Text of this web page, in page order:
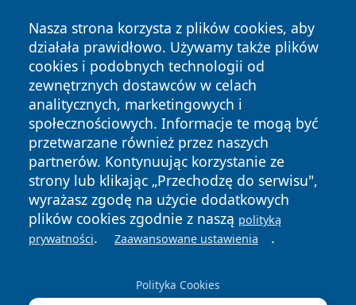
Nasza strona korzysta z plików cookies, aby
działała prawidłowo. Używamy także plików
cookies i podobnych technologii od
zewnętrznych dostawców w celach
analitycznych, marketingowych i
społecznościowych. Informacje te mogą być
przetwarzane również przez naszych
partnerów. Kontynuując korzystanie ze
strony lub klikając „Przechodzę do serwisu",
wyrażasz zgodę na użycie dodatkowych
plików cookies zgodnie z naszą polityką
prywatności. Zaawansowane ustawienia .
Polityka Cookies
Copyright © 2026 mojgorzow.pl Wszystkie prawa zastrzeżone.
News Autorzy
Polityka
Prywatności
Polityka
Cookies